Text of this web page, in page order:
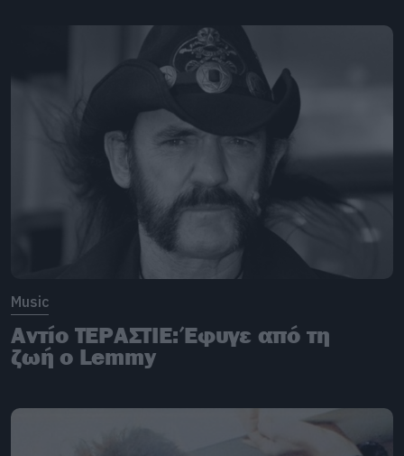
Music
Αντίο ΤΕΡΑΣΤΙΕ: Έφυγε από τη
ζωή ο Lemmy